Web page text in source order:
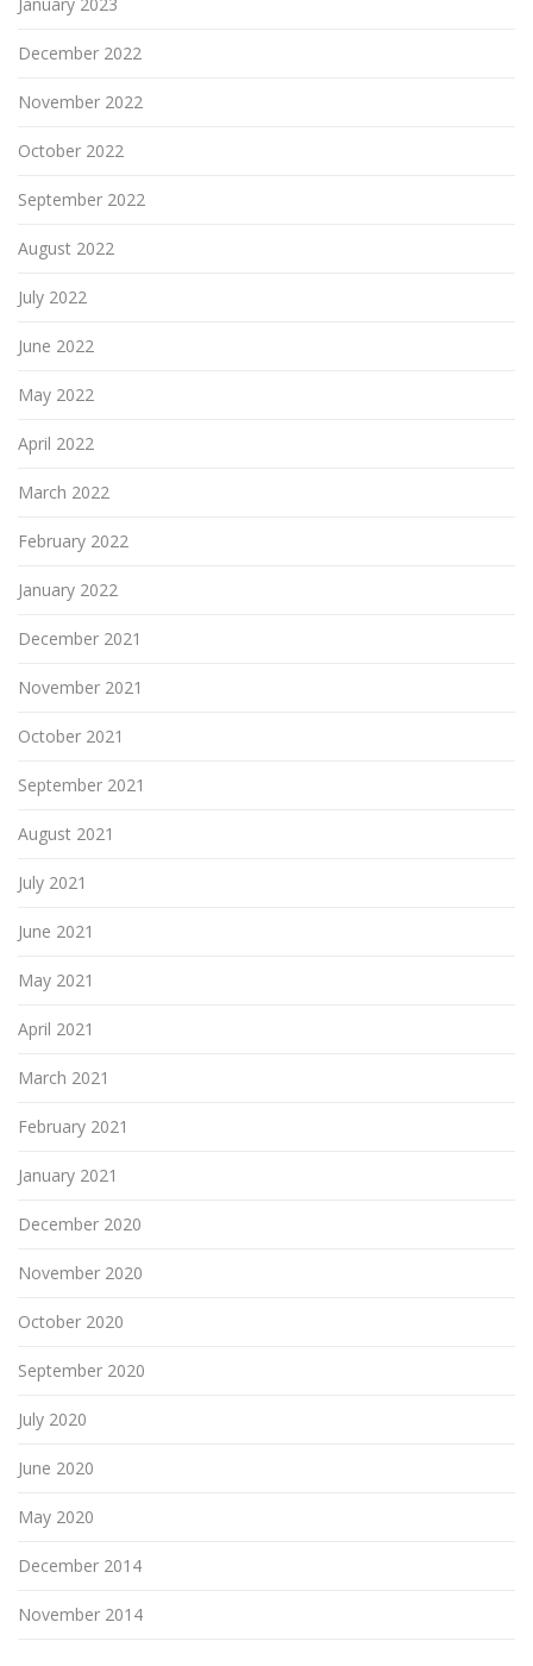
December 2022
November 2022
October 2022
September 2022
August 2022
July 2022
June 2022
May 2022
April 2022
March 2022
February 2022
January 2022
December 2021
November 2021
October 2021
September 2021
August 2021
July 2021
June 2021
May 2021
April 2021
March 2021
February 2021
January 2021
December 2020
November 2020
October 2020
September 2020
July 2020
June 2020
May 2020
December 2014
November 2014